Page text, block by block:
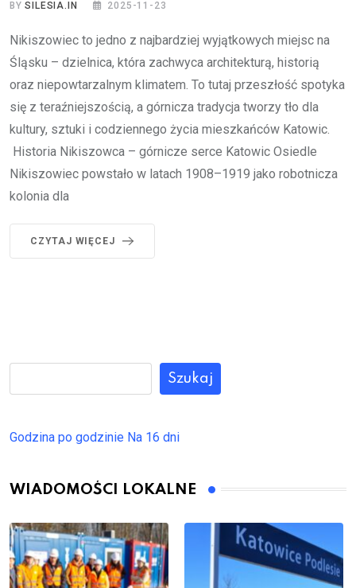
BYSILESIA.IN 2025-11-23
Nikiszowiec to jedno z najbardziej wyjątkowych miejsc na
Śląsku – dzielnica, która zachwyca architekturą, historią
oraz niepowtarzalnym klimatem. To tutaj przeszłość spotyka
się z teraźniejszością, a górnicza tradycja tworzy tło dla
kultury, sztuki i codziennego życia mieszkańców Katowic.
Historia Nikiszowca – górnicze serce Katowic Osiedle
Nikiszowiec powstało w latach 1908–1919 jako robotnicza
kolonia dla
CZYTAJ WIĘCEJ
Szukaj
Godzina po godzinie Na 16 dni
WIADOMOŚCI LOKALNE